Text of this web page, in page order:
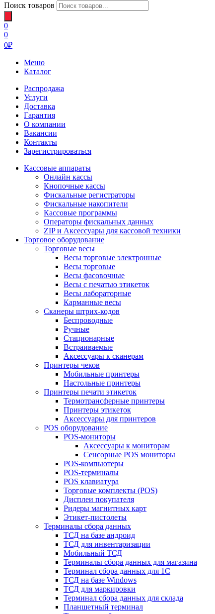
Поиск товаров
0
0
0₽
Меню
Каталог
Распродажа
Услуги
Доставка
Гарантия
О компании
Вакансии
Контакты
Зарегистрироваться
Кассовые аппараты
Онлайн кассы
Кнопочные кассы
Фискальные регистраторы
Фискальные накопители
Кассовые программы
Операторы фискальных данных
ZIP и Аксессуары для кассовой техники
Торговое оборудование
Торговые весы
Весы торговые электронные
Весы торговые
Весы фасовочные
Весы с печатью этикеток
Весы лабораторные
Карманные весы
Сканеры штрих-кодов
Беспроводные
Ручные
Стационарные
Встраиваемые
Аксессуары к сканерам
Принтеры чеков
Мобильные принтеры
Настольные принтеры
Принтеры печати этикеток
Термотрансферные принтеры
Принтеры этикеток
Аксессуары для принтеров
POS оборудование
POS-мониторы
Аксессуары к мониторам
Сенсорные POS мониторы
POS-компьютеры
POS-терминалы
POS клавиатура
Торговые комплекты (POS)
Дисплеи покупателя
Ридеры магнитных карт
Этикет-пистолеты
Терминалы сбора данных
ТСД на базе андроид
ТСД для инвентаризации
Мобильный ТСД
Терминалы сбора данных для магазина
Терминал сбора данных для 1C
ТСД на базе Windows
ТСД для маркировки
Терминал сбора данных для склада
Планшетный терминал